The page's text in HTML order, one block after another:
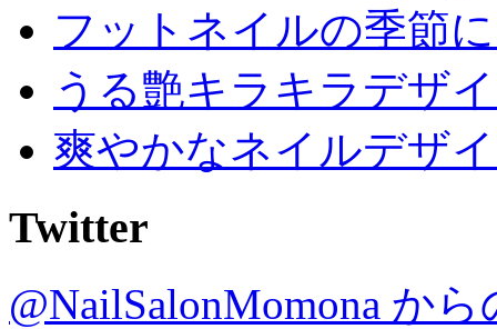
フットネイルの季節
うる艶キラキラデザ
爽やかなネイルデザ
Twitter
@NailSalonMomona か